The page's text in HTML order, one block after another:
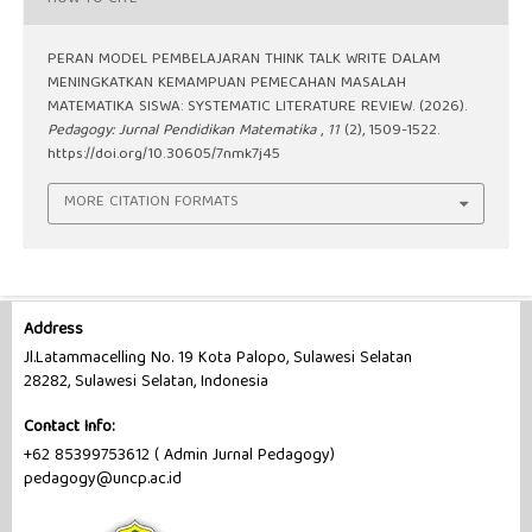
PERAN MODEL PEMBELAJARAN THINK TALK WRITE DALAM
MENINGKATKAN KEMAMPUAN PEMECAHAN MASALAH
MATEMATIKA SISWA: SYSTEMATIC LITERATURE REVIEW. (2026).
Pedagogy: Jurnal Pendidikan Matematika, 11 (2), 1509-1522.
https://doi.org/10.30605/7nmk7j45
MORE CITATION FORMATS
Address
Jl.Latammacelling No. 19 Kota Palopo, Sulawesi Selatan
28282, Sulawesi Selatan, Indonesia
Contact Info:
+62 85399753612 ( Admin Jurnal Pedagogy)
pedagogy@uncp.ac.id